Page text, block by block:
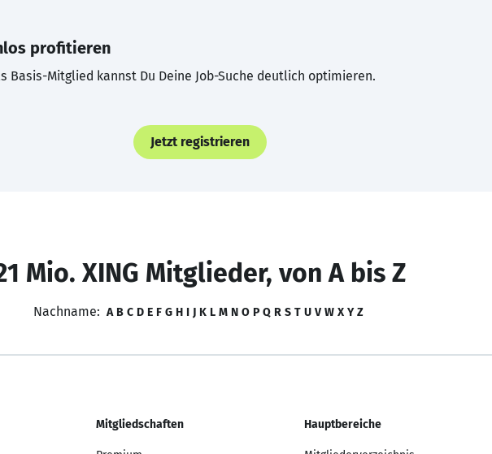
profitieren
Basis-Mitglied kannst Du Deine Job-Suche deutlich optimieren.
Jetzt registrieren
Mio. XING Mitglieder, von A bis Z
Nachname: A B C D E F G H I J K L M N O P Q R S T U V W X Y Z
Mitgliedschaften Hauptbereiche